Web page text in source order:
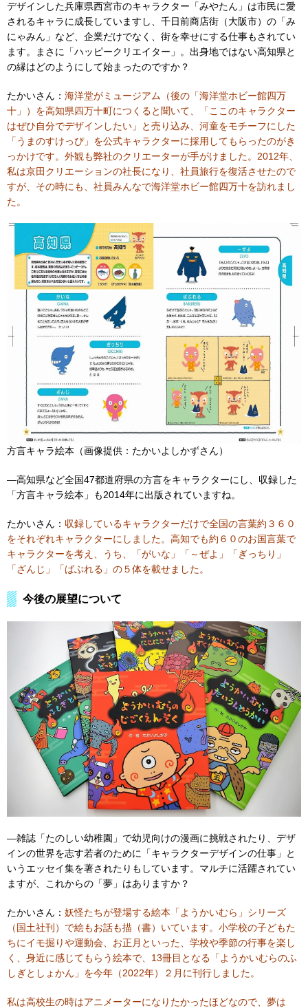
デザインした兵庫県西宮市のキャラクター「みやたん」は市民に愛
されるキャラに成長していますし、千日前商店街（大阪市）の「み
にゃみん」など、企業だけでなく、街を幸せにする仕事もされてい
ます。まさに「ハッピークリエイター」。出身地ではない高知県と
の縁はどのようにして始まったのですか？
たかいさん： 海洋堂がミュージアム（後の「海洋堂ホビー館四万
十」）を高知県四万十町につくると聞いて、「ここのキャラクター
はぜひ自分でデザインしたい」と売り込み、河童をモチーフにした
「うまのすけっぴ」を公式キャラクターに採用してもらったのがき
っかけです。外観も弊社のクリエーターが手がけました。2012年、
私は京田クリエーションの社長になり、社員旅行を復活させたので
すが、その時にも、社員みんなで海洋堂ホビー館四万十を訪れまし
た。
方言キャラ絵本（画像提供：たかいよしかずさん）
―高知県など全国47都道府県の方言をキャラクターにし、収録した
「方言キャラ絵本」も2014年に出版されていますね。
たかいさん： 収録しているキャラクターだけで全国の言葉約３６０
をそれぞれキャラクターにしました。高知でも約６０のお国言葉で
キャラクターを考え、うち、「がいな」「～ぜよ」「ぎっちり」
「ざんじ」「ばぶれる」の５体を載せました。
今後の展望について
―雑誌「たのしい幼稚園」で幼児向けの漫画に挑戦されたり、デザ
インの世界を志す若者のために「キャラクターデザインの仕事」と
いうエッセイ集を著されたりもしています。マルチに活躍されてい
ますが、これからの「夢」はありますか？
たかいさん： 妖怪たちが登場する絵本「ようかいむら」シリーズ
（国土社刊）で絵もお話も描（書）いています。小学校の子どもた
ちにイモ掘りや運動会、お正月といった、学校や季節の行事を楽し
く、身近に感じてもらう絵本で、13冊目となる「ようかいむらのふ
しぎとしょかん」を今年（2022年）２月に刊行しました。
私は高校生の時はアニメーターになりたかったほどなので、夢は